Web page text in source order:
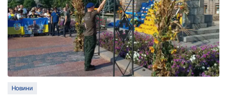
Новини